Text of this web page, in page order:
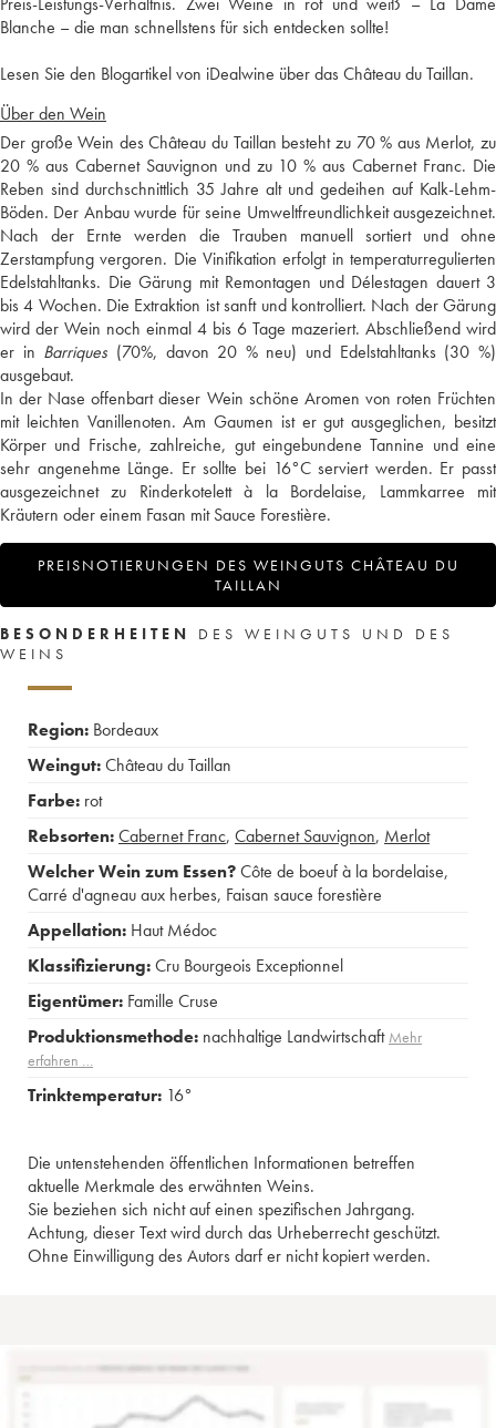
Blanche – die man schnellstens für sich entdecken sollte!
Lesen Sie den Blogartikel von iDealwine über das Château du Taillan.
Über den Wein
Der große Wein des Château du Taillan besteht zu 70 % aus Merlot, zu
20 % aus Cabernet Sauvignon und zu 10 % aus Cabernet Franc. Die
Reben sind durchschnittlich 35 Jahre alt und gedeihen auf Kalk-Lehm-
Böden. Der Anbau wurde für seine Umweltfreundlichkeit ausgezeichnet.
Nach der Ernte werden die Trauben manuell sortiert und ohne
Zerstampfung vergoren. Die Vinifikation erfolgt in temperaturregulierten
Edelstahltanks. Die Gärung mit Remontagen und Délestagen dauert 3
bis 4 Wochen. Die Extraktion ist sanft und kontrolliert. Nach der Gärung
wird der Wein noch einmal 4 bis 6 Tage mazeriert. Abschließend wird
er in Barriques (70%, davon 20 % neu) und Edelstahltanks (30 %)
ausgebaut.
In der Nase offenbart dieser Wein schöne Aromen von roten Früchten
mit leichten Vanillenoten. Am Gaumen ist er gut ausgeglichen, besitzt
Körper und Frische, zahlreiche, gut eingebundene Tannine und eine
sehr angenehme Länge. Er sollte bei 16°C serviert werden. Er passt
ausgezeichnet zu Rinderkotelett à la Bordelaise, Lammkarree mit
Kräutern oder einem Fasan mit Sauce Forestière.
PREISNOTIERUNGEN DES WEINGUTS CHÂTEAU DU
TAILLAN
BESONDERHEITEN
DES WEINGUTS UND DES
WEINS
Region: Bordeaux
Weingut:Château du Taillan
Farbe: rot
Rebsorten:Cabernet Franc, Cabernet Sauvignon, Merlot
Welcher Wein zum Essen?Côte de boeuf à la bordelaise,
Carré d'agneau aux herbes, Faisan sauce forestière
Appellation: Haut Médoc
Klassifizierung:Cru Bourgeois Exceptionnel
Eigentümer: Famille Cruse
Produktionsmethode: nachhaltige Landwirtschaft Mehr
erfahren …
Trinktemperatur: 16°
Die untenstehenden öffentlichen Informationen betreffen
aktuelle Merkmale des erwähnten Weins.
Sie beziehen sich nicht auf einen spezifischen Jahrgang.
Achtung, dieser Text wird durch das Urheberrecht geschützt.
Ohne Einwilligung des Autors darf er nicht kopiert werden.